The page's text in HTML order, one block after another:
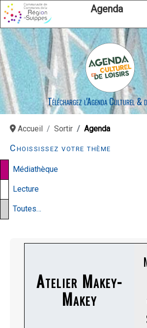
Agenda
Téléchargez l'Agenda Culturel &
Accueil Sortir Agenda
Choississez votre thème
Médiathèque
Lecture
Toutes…
Atelier Makey-
Makey